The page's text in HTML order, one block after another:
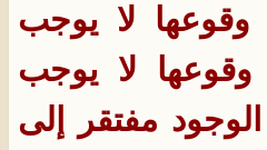
لا يوجب
وقوعها لا يوجب
مفتقر إلى